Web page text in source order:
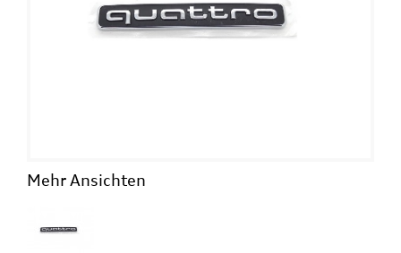
Mehr Ansichten